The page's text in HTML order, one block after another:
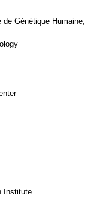
Génétique Humaine,
Institute